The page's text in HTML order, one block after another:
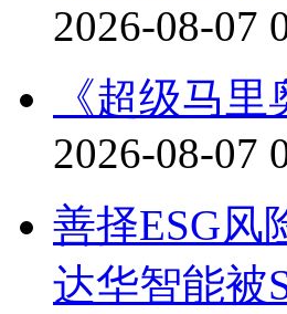
2026-08-07
《超级马
2026-08-07
善择ESG风
达华智能被